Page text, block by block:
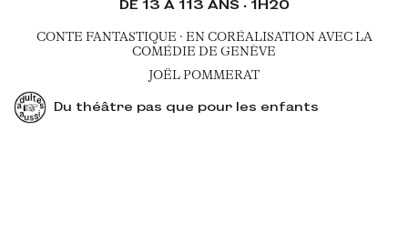
DE 13 À 113 ANS · 1H20
CONTE FANTASTIQUE · EN CORÉALISATION AVEC LA
COMÉDIE DE GENÈVE
JOËL POMMERAT
Du théâtre pas que pour les enfants